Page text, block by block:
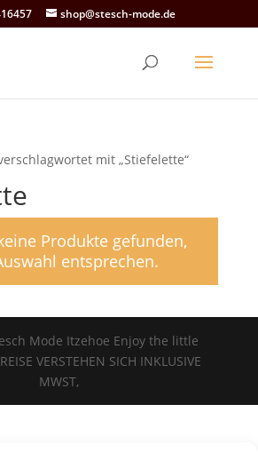
shop@stesch-mode.de
mit „Stiefelette“
Produkte gefunden,
entsprechen.
Mode Itzehoe Enjoy the little
VERSTEHEN SICH INKLUSIVE
MWST,